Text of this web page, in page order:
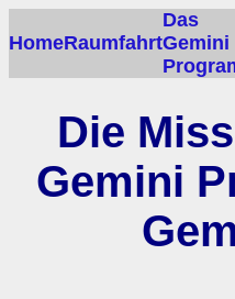
HomeRaumfahrt
Das
Gemini
Die
Gemini